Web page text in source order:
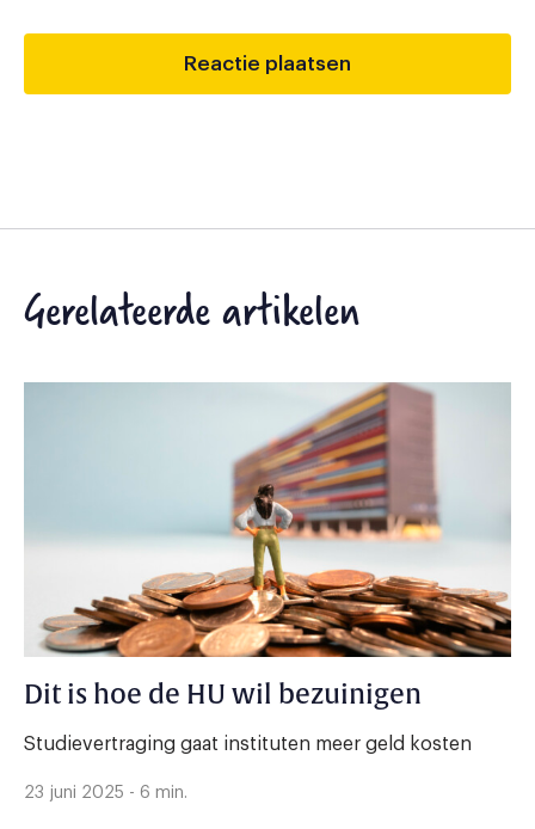
Gerelateerde artikelen
Dit is hoe de HU wil bezuinigen
Studievertraging gaat instituten meer geld kosten
23 juni 2025 - 6 min.